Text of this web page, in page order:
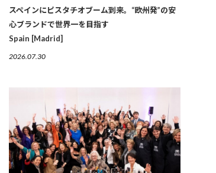
スペインにピスタチオブーム到来。“欧州発”の安
心ブランドで世界一を目指す
Spain [Madrid]
2026.07.30